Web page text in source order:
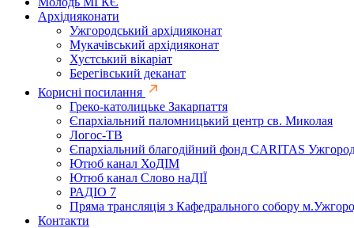
Архідияконати
Ужгородський архідияконат
Мукачівський архідияконат
Хустський вікаріат
Берегівський деканат
Корисні посилання
Греко-католицьке Закарпаття
Єпархіальний паломницький центр св. Миколая
Логос-ТВ
Єпархіальний благодійний фонд CARITAS
Ютюб канал ХоДІМ
Ютюб канал Слово наДІЇ
РАДІО 7
Пряма трансляція з Кафедрального собору
Контакти